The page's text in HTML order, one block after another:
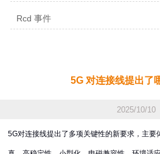
Rcd 事件
5G 对连接线提出了
2025/10/10
5G对连接线提出了多项关键性的新要求，主要